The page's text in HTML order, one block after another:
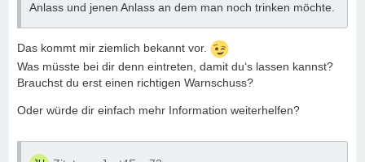
Anlass und jenen Anlass an dem man noch trinken möchte.
Das kommt mir ziemlich bekannt vor.
Was müsste bei dir denn eintreten, damit du‘s lassen kannst?
Brauchst du erst einen richtigen Warnschuss?
Oder würde dir einfach mehr Information weiterhelfen?